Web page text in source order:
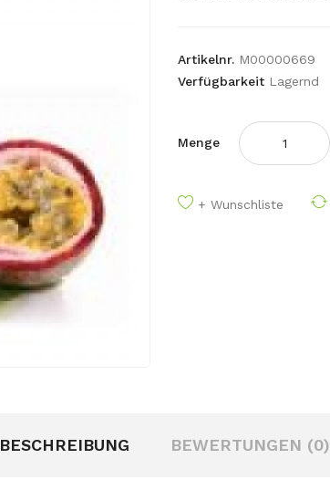
Artikelnr. M00000669
Verfügbarkeit Lagernd
Menge
+ Wunschliste
BESCHREIBUNG BEWERTUNGEN (0)